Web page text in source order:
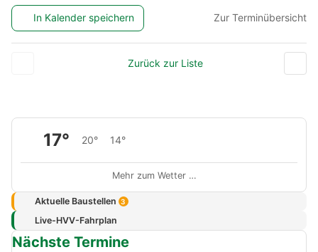
In Kalender speichern Zur Terminübersicht
Zurück zur Liste
17° 20° 14°
Mehr zum Wetter …
Aktuelle Baustellen 3
Live-HVV-Fahrplan
Nächste Termine